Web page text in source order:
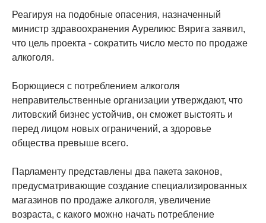
Реагируя на подобные опасения, назначенный
министр здравоохранения Аурелиюс Вярига заявил,
что цель проекта - сократить число место по продаже
алкоголя.
Борющиеся с потреблением алкоголя
неправительственные организации утверждают, что
литовский бизнес устойчив, он сможет выстоять и
перед лицом новых ограничений, а здоровье
общества превыше всего.
Парламенту представлены два пакета законов,
предусматривающие создание специализированных
магазинов по продаже алкоголя, увеличение
возраста, с какого можно начать потребление